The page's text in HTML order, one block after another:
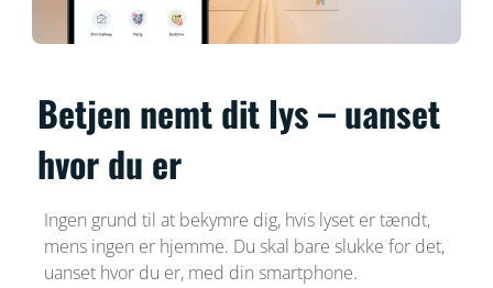
Betjen nemt dit lys – uanset
hvor du er
Ingen grund til at bekymre dig, hvis lyset er tændt,
mens ingen er hjemme. Du skal bare slukke for det,
uanset hvor du er, med din smartphone.